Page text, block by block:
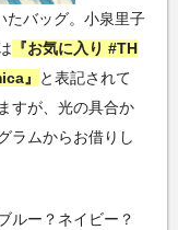
たバッグ。小泉里子
『お気に入り #TH
』
と表記されて
すが、光の具合か
ラムからお借りし
ルー？ネイビー？